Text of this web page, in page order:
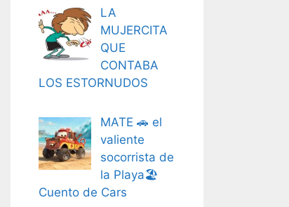
LA
MUJERCITA
QUE
CONTABA
LOS ESTORNUDOS
MATE 🚗 el
valiente
socorrista de
la Playa🏖️
Cuento de Cars